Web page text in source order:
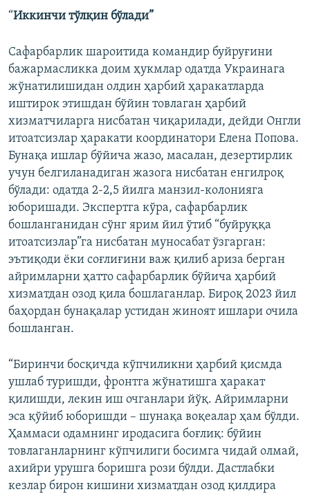
“Иккинчи тўлқин бўлади”
Сафарбарлик шароитида командир буйруғини
бажармасликка доим ҳукмлар одатда Украинага
жўнатилишидан олдин ҳарбий ҳаракатларда
иштирок этишдан бўйин товлаган ҳарбий
хизматчиларга нисбатан чиқарилади, дейди Онгли
итоатсизлар ҳаракати координатори Елена Попова.
Бунақа ишлар бўйича жазо, масалан, дезертирлик
учун белгиланадиган жазога нисбатан енгилроқ
бўлади: одатда 2-2,5 йилга манзил-колонияга
юборишади. Экспертга кўра, сафарбарлик
бошланганидан сўнг ярим йил ўтиб “буйруққа
итоатсизлар”га нисбатан муносабат ўзгарган:
эътиқоди ёки соғлиғини важ қилиб ариза берган
айримларни ҳатто сафарбарлик бўйича ҳарбий
хизматдан озод қила бошлаганлар. Бироқ 2023 йил
баҳордан бунақалар устидан жиноят ишлари очила
бошланган.
“Биринчи босқичда кўпчиликни ҳарбий қисмда
ушлаб туришди, фронтга жўнатишга ҳаракат
қилишди, лекин иш очганлари йўқ. Айримларни
эса қўйиб юборишди – шунақа воқеалар ҳам бўлди.
Ҳаммаси одамнинг иродасига боғлиқ: бўйин
товлаганларнинг кўпчилиги босимга чидай олмай,
ахийри урушга боришга рози бўлди. Дастлабки
кезлар бирон кишини хизматдан озод қилдира